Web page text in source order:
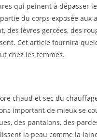
qui peinent à dépasser
du corps exposée aux
des lèvres gercées, des
Cet article fournira
chez les femmes.
chaud et sec du
important de mieux se
des pantalons, des
la peau comme la